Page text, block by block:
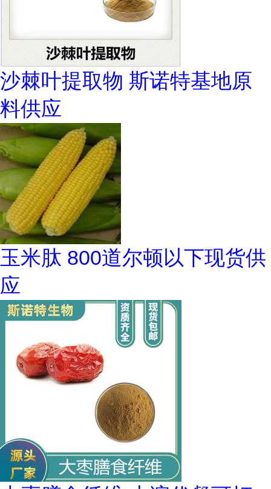
沙棘叶提取物 斯诺特基地原
料供应
玉米肽 800道尔顿以下现货供
应